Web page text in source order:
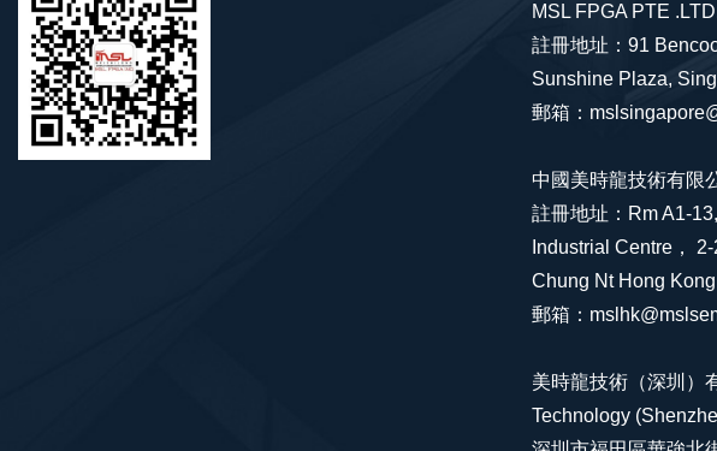
MSL FPGA PTE
註冊地址：91
Sunshine Plaza,
郵箱：
中國美時龍技術有限
註冊地址：Rm A1-
Industrial Centre，
Chung Nt Hong Kong
郵箱：
美時龍技術（深圳）
Technology